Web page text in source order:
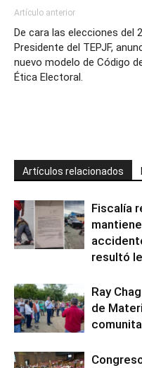
Artículo anterior
De cara las elecciones del
Presidente del TEPJF,
nuevo modelo de Código
Ética Electoral.
Artículos relacionados
Fiscalía
resultó
Ray
de